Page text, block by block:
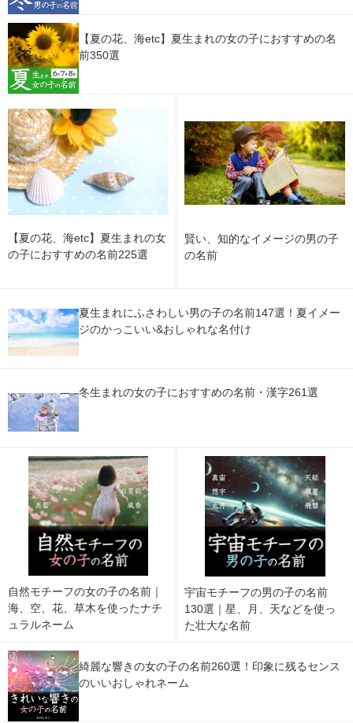
【夏の花、海etc】夏生まれの女の子におすすめの名
前350選
【夏の花、海etc】夏生まれの女
の子におすすめの名前225選
賢い、知的なイメージの男の子
の名前
夏生まれにふさわしい男の子の名前147選！夏イメー
ジのかっこいい&おしゃれな名付け
冬生まれの女の子におすすめの名前・漢字261選
自然モチーフの女の子の名前｜
海、空、花、草木を使ったナチ
ュラルネーム
宇宙モチーフの男の子の名前
130選｜星、月、天などを使っ
た壮大な名前
綺麗な響きの女の子の名前260選！印象に残るセンス
のいいおしゃれネーム